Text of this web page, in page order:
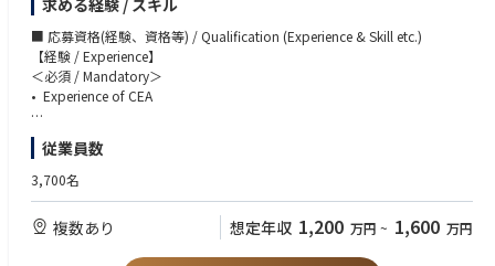
人の異動希望調査も行います。
ults in collaboration with internal and external people concerned (make
a plan, collect necessary information, generate necessary data, conduct
multiple analyses, and develop materials)
• Prepare required materials and negotiate with C2H/MHLW in the official
CEE process.
• Make a suggestion to Pricing & Market access strategy in terms of HTA
and leverage them for our activities
求める経験 / スキル
■ 応募資格(経験、資格等) / Qualification (Experience & Skill etc.)
【経験 / Experience】
＜必須 / Mandatory＞
• Experience of CEA
＜歓迎 / Nice to have＞
• Experience of CEE negotiation with C2H
• Experience of working in a multi-national pharmaceutical company.
【資格 / License】
＜必須 / Mandatory＞
• Bachelor degree in relevant field (Marketing, Science, Economics or pha
従業員数
3,700名
複数あり 想定年収 1,200 万円 ~ 1,600 万円